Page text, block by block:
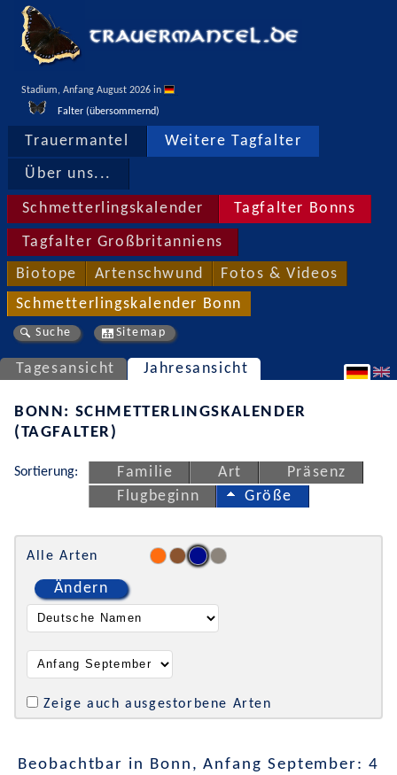
Stadium, Anfang August 2026 in
Falter (übersommernd)
Trauermantel Weitere Tagfalter
Über uns...
Schmetterlingskalender Tagfalter Bonns
Tagfalter Großbritanniens
Biotope Artenschwund Fotos & Videos
Schmetterlingskalender Bonn
Suche Sitemap
Tagesansicht Jahresansicht
BONN: SCHMETTERLINGSKALENDER
(TAGFALTER)
Sortierung: Familie Art
Präsenz
Flugbeginn
Größe
Alle Arten
Ändern
Zeige auch ausgestorbene Arten
Beobachtbar in Bonn, Anfang September: 4